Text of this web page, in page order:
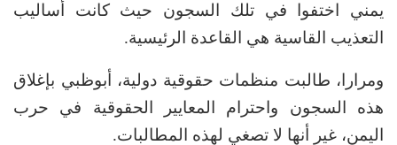
يمني اختفوا في تلك السجون حيث كانت أساليب
التعذيب القاسية هي القاعدة الرئيسية.
ومرارا، طالبت منظمات حقوقية دولية، أبوظبي بإغلاق
هذه السجون واحترام المعايير الحقوقية في حرب
اليمن، غير أنها لا تصغي لهذه المطالبات.